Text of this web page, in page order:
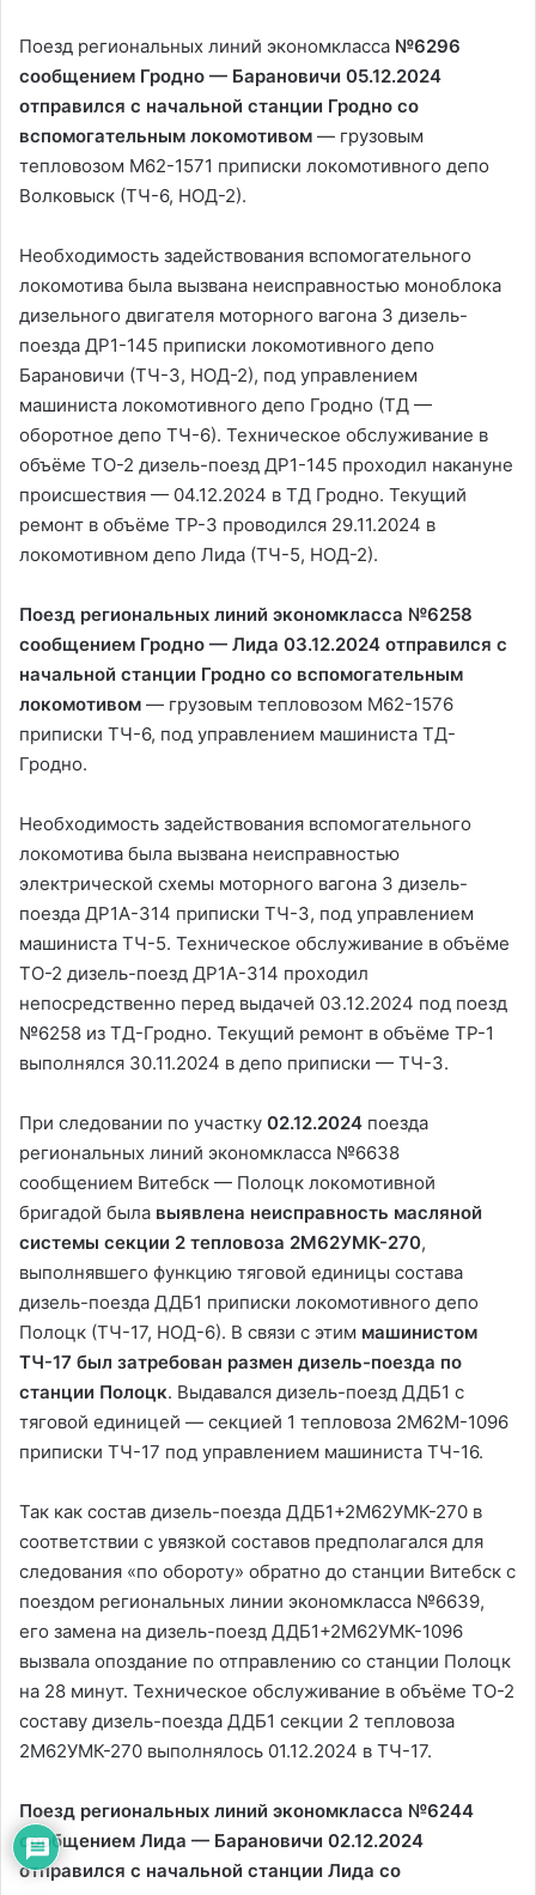
Поезд региональных линий экономкласса №6296
сообщением Гродно — Барановичи 05.12.2024
отправился с начальной станции Гродно со
вспомогательным локомотивом — грузовым
тепловозом М62-1571 приписки локомотивного депо
Волковыск (ТЧ-6, НОД-2).
Необходимость задействования вспомогательного
локомотива была вызвана неисправностью моноблока
дизельного двигателя моторного вагона 3 дизель-
поезда ДР1-145 приписки локомотивного депо
Барановичи (ТЧ-3, НОД-2), под управлением
машиниста локомотивного депо Гродно (ТД —
оборотное депо ТЧ-6). Техническое обслуживание в
объёме ТО-2 дизель-поезд ДР1-145 проходил накануне
происшествия — 04.12.2024 в ТД Гродно. Текущий
ремонт в объёме ТР-3 проводился 29.11.2024 в
локомотивном депо Лида (ТЧ-5, НОД-2).
Поезд региональных линий экономкласса №6258
сообщением Гродно — Лида 03.12.2024 отправился с
начальной станции Гродно со вспомогательным
локомотивом — грузовым тепловозом М62-1576
приписки ТЧ-6, под управлением машиниста ТД-
Гродно.
Необходимость задействования вспомогательного
локомотива была вызвана неисправностью
электрической схемы моторного вагона 3 дизель-
поезда ДР1А-314 приписки ТЧ-3, под управлением
машиниста ТЧ-5. Техническое обслуживание в объёме
ТО-2 дизель-поезд ДР1А-314 проходил
непосредственно перед выдачей 03.12.2024 под поезд
№6258 из ТД-Гродно. Текущий ремонт в объёме ТР-1
выполнялся 30.11.2024 в депо приписки — ТЧ-3.
При следовании по участку 02.12.2024 поезда
региональных линий экономкласса №6638
сообщением Витебск — Полоцк локомотивной
бригадой была выявлена неисправность масляной
системы секции 2 тепловоза 2М62УМК-270,
выполнявшего функцию тяговой единицы состава
дизель-поезда ДДБ1 приписки локомотивного депо
Полоцк (ТЧ-17, НОД-6). В связи с этим машинистом
ТЧ-17 был затребован размен дизель-поезда по
станции Полоцк. Выдавался дизель-поезд ДДБ1 с
тяговой единицей — секцией 1 тепловоза 2М62М-1096
приписки ТЧ-17 под управлением машиниста ТЧ-16.
Так как состав дизель-поезда ДДБ1+2М62УМК-270 в
соответствии с увязкой составов предполагался для
следования «по обороту» обратно до станции Витебск с
поездом региональных линии экономкласса №6639,
его замена на дизель-поезд ДДБ1+2М62УМК-1096
вызвала опоздание по отправлению со станции Полоцк
на 28 минут. Техническое обслуживание в объёме ТО-2
составу дизель-поезда ДДБ1 секции 2 тепловоза
2М62УМК-270 выполнялось 01.12.2024 в ТЧ-17.
Поезд региональных линий экономкласса №6244
сообщением Лида — Барановичи 02.12.2024
отправился с начальной станции Лида со